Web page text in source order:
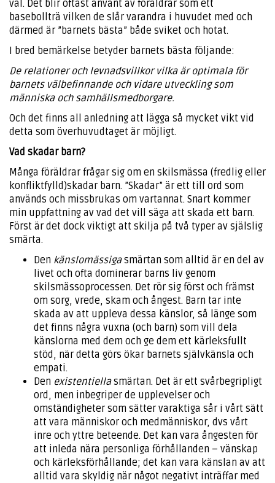
väl. Det blir oftast använt av föräldrar som ett
basebollträ vilken de slår varandra i huvudet med och
därmed är ”barnets bästa” både sviket och hotat.
I bred bemärkelse betyder barnets bästa följande:
De relationer och levnadsvillkor vilka är optimala för
barnets välbefinnande och vidare utveckling som
människa och samhällsmedborgare.
Och det finns all anledning att lägga så mycket vikt vid
detta som överhuvudtaget är möjligt.
Vad skadar barn?
Många föräldrar frågar sig om en skilsmässa (fredlig eller
konfliktfylld)skadar barn. ”Skadar” är ett till ord som
används och missbrukas om vartannat. Snart kommer
min uppfattning av vad det vill säga att skada ett barn.
Först är det dock viktigt att skilja på två typer av själslig
smärta.
Den känslomässigasmärtan som alltid är en del av
livet och ofta dominerar barns liv genom
skilsmässoprocessen. Det rör sig först och främst
om sorg, vrede, skam och ångest. Barn tar inte
skada av att uppleva dessa känslor, så länge som
det finns några vuxna (och barn) som vill dela
känslorna med dem och ge dem ett kärleksfullt
stöd, när detta görs ökar barnets självkänsla och
empati.
Den existentiellasmärtan. Det är ett svårbegripligt
ord, men inbegriper de upplevelser och
omständigheter som sätter varaktiga sår i vårt sätt
att vara människor och medmänniskor, dvs vårt
inre och yttre beteende. Det kan vara ångesten för
att inleda nära personliga förhållanden – vänskap
och kärleksförhållande; det kan vara känslan av att
alltid vara skyldig när något negativt inträffar med